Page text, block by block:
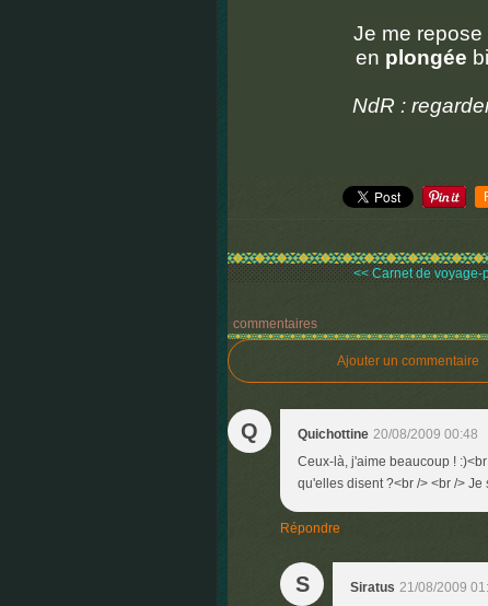
Je me
en plongée
NdR :
<< Carnet de voyage-
commentaires
Ajouter un commentaire
Q Quichottine 20/08/2009 00:48
Ceux-là, j'aime beaucoup !
qu'elles disent ?<br /> <br />
Répondre
S Siratus 21/08/2009